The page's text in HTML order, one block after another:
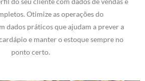
Otimize as operações do
dados práticos que ajudam a prever a
e manter o estoque sempre no
ponto certo.